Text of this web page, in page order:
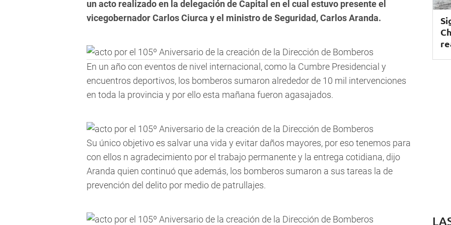
un acto realizado en la delegación de Capital en el cual estuvo presente el
vicegobernador Carlos Ciurca y el ministro de Seguridad, Carlos Aranda.
En un año con eventos de nivel internacional, como la Cumbre Presidencial y
encuentros deportivos, los bomberos sumaron alrededor de 10 mil intervenciones
en toda la provincia y por ello esta mañana fueron agasajados.
Su único objetivo es salvar una vida y evitar daños mayores, por eso tenemos para
con ellos n agradecimiento por el trabajo permanente y la entrega cotidiana, dijo
Aranda quien continuó que además, los bomberos sumaron a sus tareas la de
prevención del delito por medio de patrullajes.